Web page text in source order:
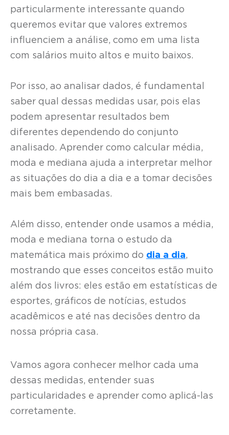
particularmente interessante quando
queremos evitar que valores extremos
influenciem a análise, como em uma lista
com salários muito altos e muito baixos.
Por isso, ao analisar dados, é fundamental
saber qual dessas medidas usar, pois elas
podem apresentar resultados bem
diferentes dependendo do conjunto
analisado. Aprender como calcular média,
moda e mediana ajuda a interpretar melhor
as situações do dia a dia e a tomar decisões
mais bem embasadas.
Além disso, entender onde usamos a média,
moda e mediana torna o estudo da
matemática mais próximo do dia a dia,
mostrando que esses conceitos estão muito
além dos livros: eles estão em estatísticas de
esportes, gráficos de notícias, estudos
acadêmicos e até nas decisões dentro da
nossa própria casa.
Vamos agora conhecer melhor cada uma
dessas medidas, entender suas
particularidades e aprender como aplicá-las
corretamente.